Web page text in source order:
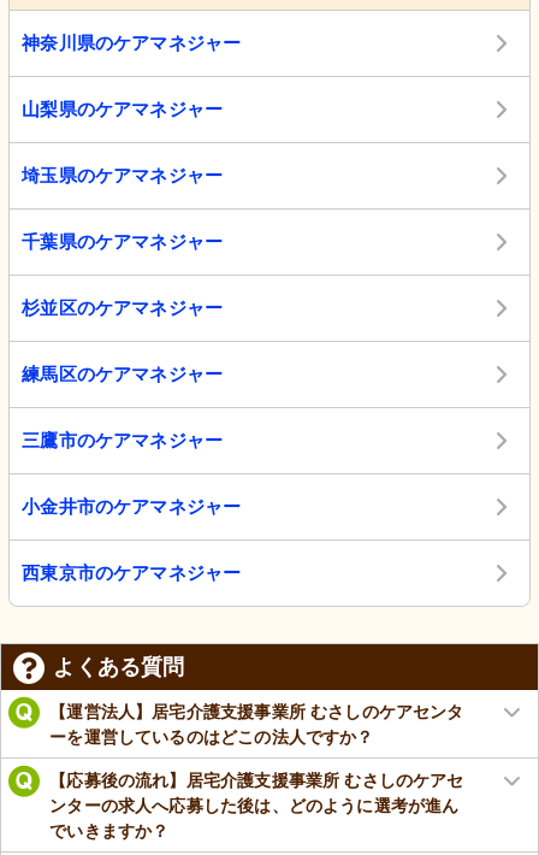
神奈川県のケアマネジャー
山梨県のケアマネジャー
埼玉県のケアマネジャー
千葉県のケアマネジャー
杉並区のケアマネジャー
練馬区のケアマネジャー
三鷹市のケアマネジャー
小金井市のケアマネジャー
西東京市のケアマネジャー
よくある質問
【運営法人】居宅介護支援事業所 むさしのケアセンタ
ーを運営しているのはどこの法人ですか？
【応募後の流れ】居宅介護支援事業所 むさしのケアセ
ンターの求人へ応募した後は、どのように選考が進ん
でいきますか？